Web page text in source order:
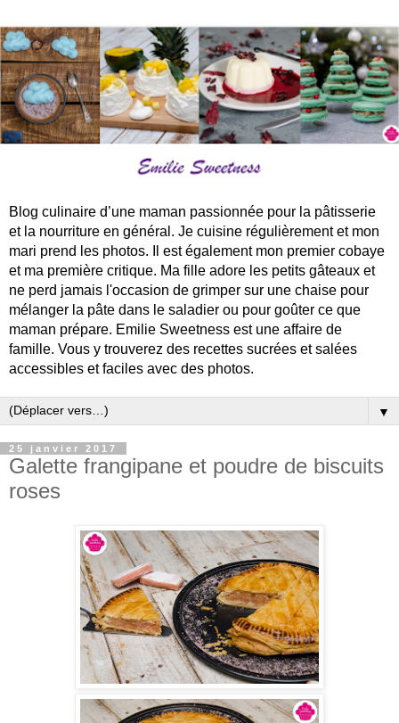
Blog culinaire d’une maman passionnée pour la pâtisserie
et la nourriture en général. Je cuisine régulièrement et mon
mari prend les photos. Il est également mon premier cobaye
et ma première critique. Ma fille adore les petits gâteaux et
ne perd jamais l'occasion de grimper sur une chaise pour
mélanger la pâte dans le saladier ou pour goûter ce que
maman prépare. Emilie Sweetness est une affaire de
famille. Vous y trouverez des recettes sucrées et salées
accessibles et faciles avec des photos.
▼
25 janvier 2017
Galette frangipane et poudre de biscuits
roses